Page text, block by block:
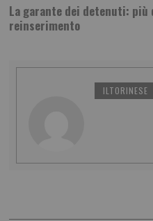
La garante dei detenuti:
reinserimento
ILTORINESE